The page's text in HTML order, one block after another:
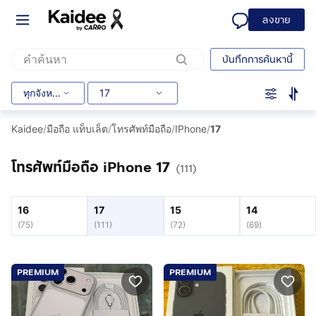
ลงขาย
บันทึกการค้นหานี้
ทุกจังหวัด 17
Kaidee/มือถือ แท็บเล็ต/โทรศัพท์มือถือ/IPhone/17
โทรศัพท์มือถือ iPhone 17 (111)
16
(75)
17
(111 )
15
(72)
14
(69)
PREMIUM PREMIUM